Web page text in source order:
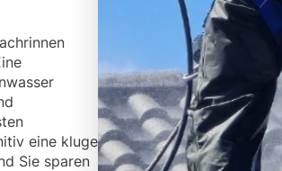
eine kluge
Sie sparen